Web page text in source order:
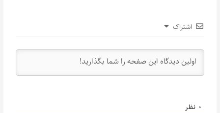
اشتراک
0 نظر